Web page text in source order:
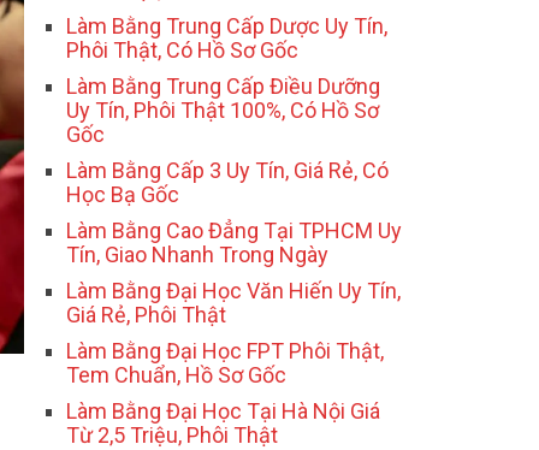
Làm Bằng Trung Cấp Dược Uy Tín,
Phôi Thật, Có Hồ Sơ Gốc
Làm Bằng Trung Cấp Điều Dưỡng
Uy Tín, Phôi Thật 100%, Có Hồ Sơ
Gốc
Làm Bằng Cấp 3 Uy Tín, Giá Rẻ, Có
Học Bạ Gốc
Làm Bằng Cao Đẳng Tại TPHCM Uy
Tín, Giao Nhanh Trong Ngày
Làm Bằng Đại Học Văn Hiến Uy Tín,
Giá Rẻ, Phôi Thật
Làm Bằng Đại Học FPT Phôi Thật,
Tem Chuẩn, Hồ Sơ Gốc
Làm Bằng Đại Học Tại Hà Nội Giá
Từ 2,5 Triệu, Phôi Thật